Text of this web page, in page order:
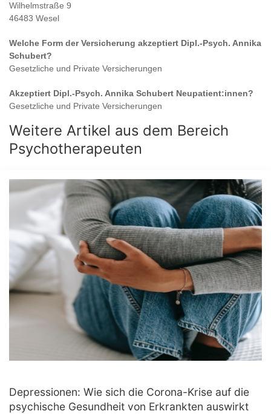
Wilhelmstraße 9
46483 Wesel
Welche Form der Versicherung akzeptiert Dipl.-Psych. Annika
Schubert?
Gesetzliche und Private Versicherungen
Akzeptiert Dipl.-Psych. Annika Schubert Neupatient:innen?
Gesetzliche und Private Versicherungen
Weitere Artikel aus dem Bereich
Psychotherapeuten
Depressionen: Wie sich die Corona-Krise auf die
psychische Gesundheit von Erkrankten auswirkt